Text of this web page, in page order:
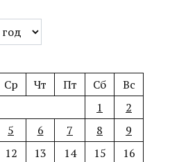
Ср Чт Пт Сб
Вс
1
2
5 6 7 8
9
12 13 14 15
16